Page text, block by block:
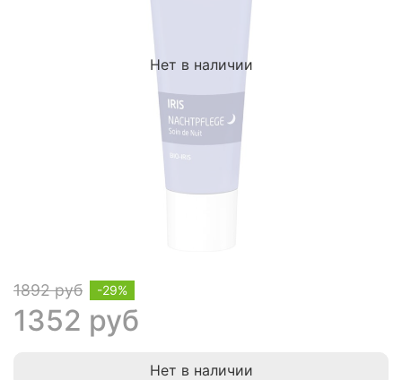
Нет в наличии
1892 руб
1352 руб
-29%
Нет в наличии